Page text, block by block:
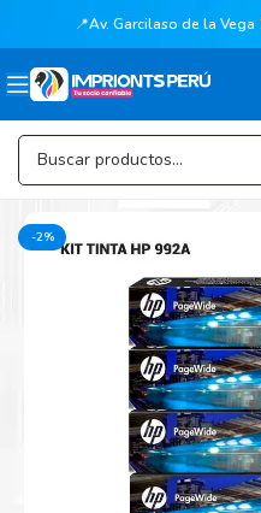
📍Av. Garcilaso de la Vega
-2%